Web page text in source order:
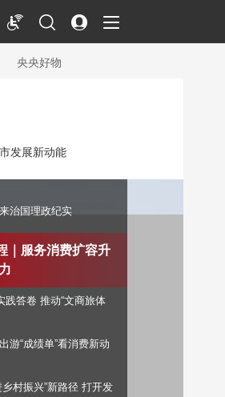
央央好物
产业+
发展新动能
治国理政纪实
｜服务消费扩容升
践答卷 推动“文商旅体
游“成绩单”看消费新动
村振兴”新路径 打开发